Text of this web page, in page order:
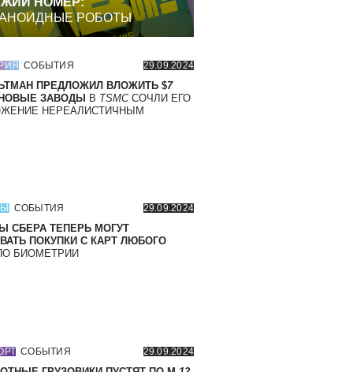
РОБОТЫ
СОБЫТИЯ 29.09.2024
ПРЕДЛОЖИЛ ВЛОЖИТЬ $7
ЗАВОДЫ
В TSMC СОЧЛИ ЕГО
НЕРЕАЛИСТИЧНЫМ
СОБЫТИЯ 29.09.2024
СБЕРА ТЕПЕРЬ МОГУТ
ПОКУПКИ С КАРТ ЛЮБОГО
БИОМЕТРИИ
СОБЫТИЯ 29.09.2024